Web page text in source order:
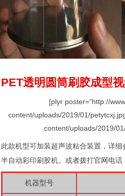
PET透明圆筒刷胶成型
[plyr poster=”http://
content/uploads/2019/01/
content/uploads/2019/
此款机型可加装超声波粘合装置，详细
半自动彩印刷胶机。或者拨打官网电话
机器型号